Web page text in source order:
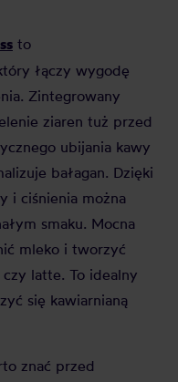
to
łączy wygodę
Zintegrowany
ziaren tuż przed
ubijania kawy
bałagan. Dzięki
i ciśnienia można
smaku. Mocna
mleko i tworzyć
latte. To idealny
się kawiarnianą
znać przed